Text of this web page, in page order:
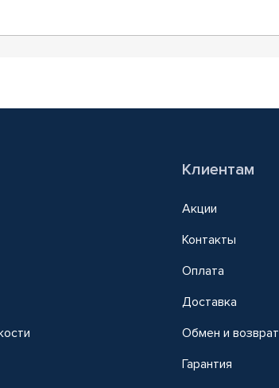
Клиентам
Акции
Контакты
Оплата
Доставка
Обмен и возврат
Гарантия